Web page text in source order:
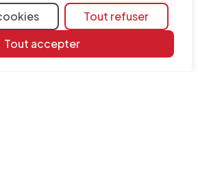
Tout refuser
Tout accepter